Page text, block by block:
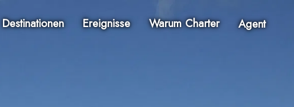
Destinationen Ereignisse Warum Charter Agent